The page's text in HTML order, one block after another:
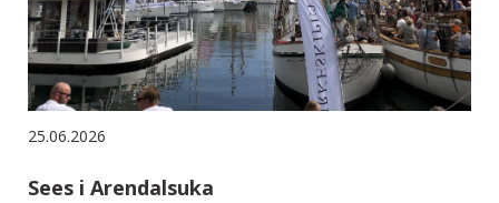
25.06.2026
Sees i Arendalsuka